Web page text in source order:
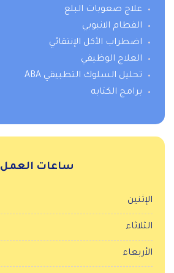
علاج صعوبات البلع
الفطام الانبوبي
اضطراب الأكل الإنتقائي
العلاج الوظيفي
تحليل السلوك التطبيقي ABA
برامج الكتابه
ساعات العمل
الإثنين
الثلاثاء
الأربعاء